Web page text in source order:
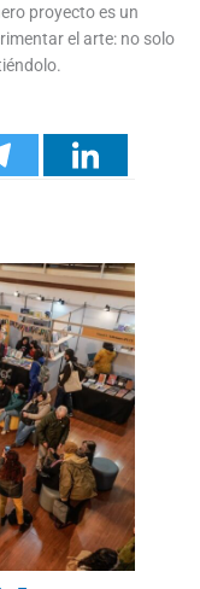
proyecto es un
el arte: no solo